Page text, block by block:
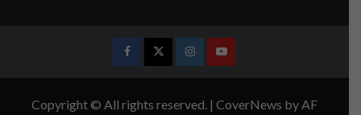
FacebookTwitterInstagramYoutube
Copyright © All rights reserved. | CoverNews by AF